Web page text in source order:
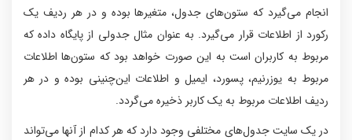
انجام می‌گیرد که ستون‌های جدول، متغیرها بوده و در هر ردیف یک
رکورد از اطلاعات قرار می‌گیرد. به عنوان مثال جدولی از پایگاه داده که
مربوط به کاربران است به این صورت خواهد بود که ستون‌ها اطلاعات
مربوط به یوزرنیم، پسورد، ایمیل و اطلاعات این‌چنینی بوده و در هر
ردیف اطلاعات مربوط به یک کاربر ذخیره می‌گردد.
در یک سایت جدول‌های مختلفی وجود دارد که هر کدام از آنها می‌تواند